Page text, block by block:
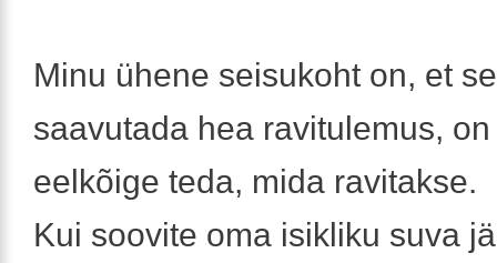
Minu ühene seisukoht on, et
saavutada hea ravitulemus,
eelkõige teda, mida ravitakse.
Kui soovite oma isikliku suva